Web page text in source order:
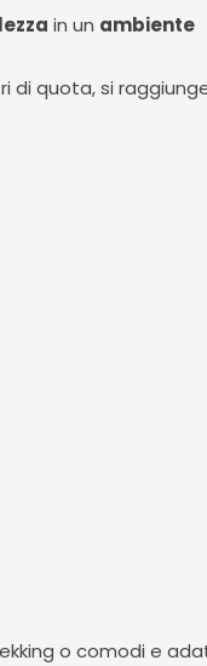
in un ambiente
di quota, si
o comodi e